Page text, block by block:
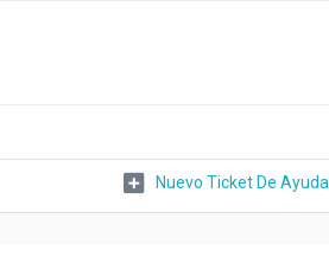
Nuevo Ticket De Ayuda